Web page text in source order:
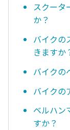
スクータ
か？
バイクの
きますか
バイクの
バイクの
ベルハン
すか？